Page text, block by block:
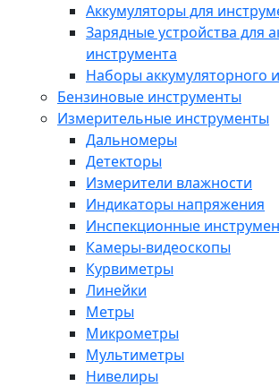
Аккумуляторы для
Зарядные устройства для
инструмента
Наборы аккумуляторного
Бензиновые инструменты
Измерительные инструменты
Дальномеры
Детекторы
Измерители влажности
Индикаторы напряжения
Инспекционные
Камеры-видеоскопы
Курвиметры
Линейки
Метры
Микрометры
Мультиметры
Нивелиры